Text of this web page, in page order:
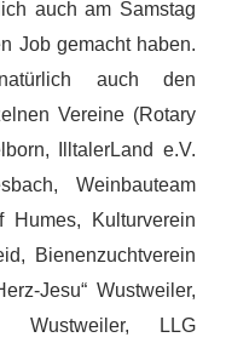
auch am Samstag
Job gemacht haben.
auch den
Vereine (Rotary
IlltalerLand e.V.
Weinbauteam
Humes, Kulturverein
Bienenzuchtverein
Jesu“ Wustweiler,
Wustweiler, LLG